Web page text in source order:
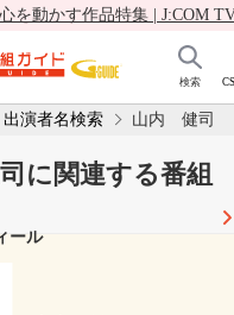
を動かす作品特集 | J:COM
検索
出演者名検索 山内 健司
に関連する番組
ール